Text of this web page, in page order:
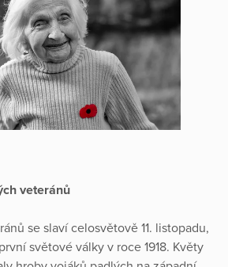
veteránů
se slaví celosvětově 11. listopadu,
světové války v roce 1918. Květy